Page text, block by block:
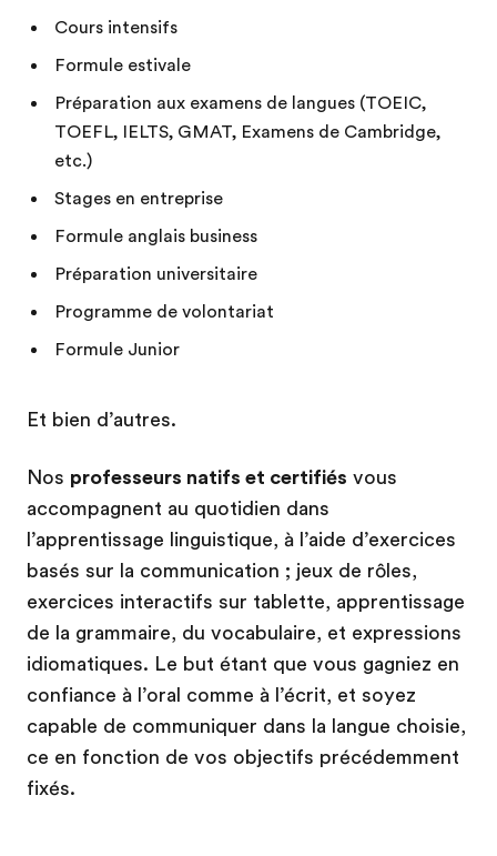
Cours intensifs
Formule estivale
Préparation aux examens de langues (TOEIC,
TOEFL, IELTS, GMAT, Examens de Cambridge,
etc.)
Stages en entreprise
Formule anglais business
Préparation universitaire
Programme de volontariat
Formule Junior
Et bien d’autres.
Nos professeurs natifs et certifiés vous
accompagnent au quotidien dans
l’apprentissage linguistique, à l’aide d’exercices
basés sur la communication ; jeux de rôles,
exercices interactifs sur tablette, apprentissage
de la grammaire, du vocabulaire, et expressions
idiomatiques. Le but étant que vous gagniez en
confiance à l’oral comme à l’écrit, et soyez
capable de communiquer dans la langue choisie,
ce en fonction de vos objectifs précédemment
fixés.